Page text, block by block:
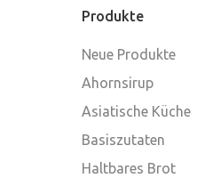
Produkte
Neue Produkte
Ahornsirup
Asiatische Küche
Basiszutaten
Haltbares Brot